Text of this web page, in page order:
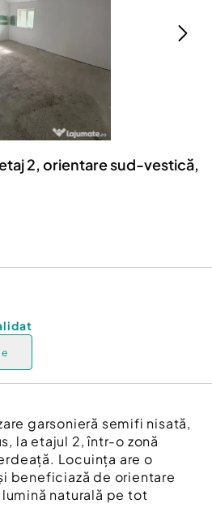
profesionale
2, orientare sud-vestică,
garsonieră semifi nisată,
la etajul 2, într-o zonă
Locuința are o
beneficiază de orientare
naturală pe tot